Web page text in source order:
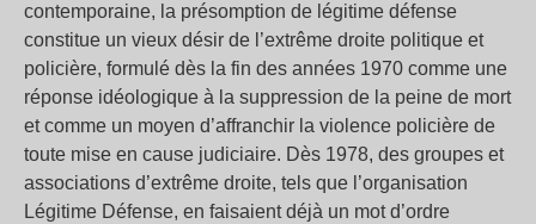
contemporaine, la présomption de légitime défense
constitue un vieux désir de l’extrême droite politique et
policière, formulé dès la fin des années 1970 comme une
réponse idéologique à la suppression de la peine de mort
et comme un moyen d’affranchir la violence policière de
toute mise en cause judiciaire. Dès 1978, des groupes et
associations d’extrême droite, tels que l’organisation
Légitime Défense, en faisaient déjà un mot d’ordre